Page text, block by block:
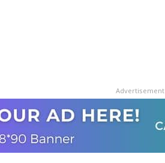
Advertisement